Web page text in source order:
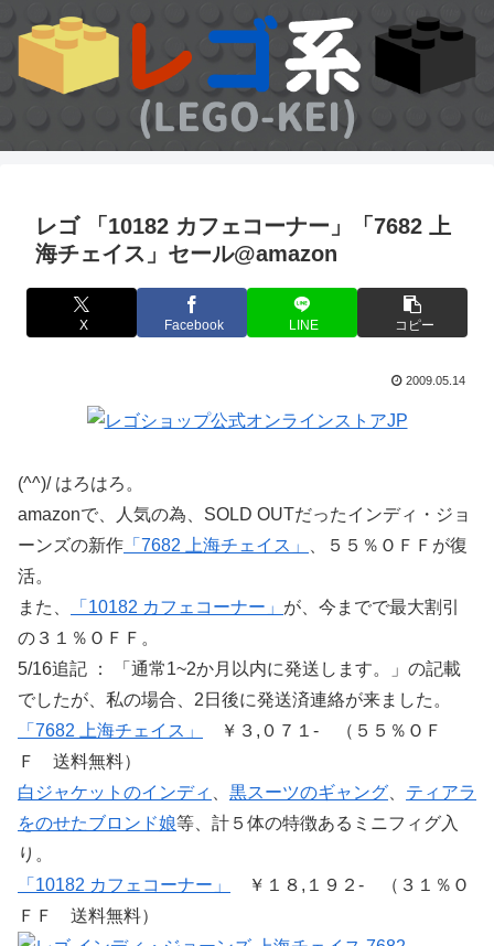
レゴ 「10182 カフェコーナー」「7682 上
海チェイス」セール@amazon
X Facebook LINE コピー
2009.05.14
(^^)/ はろはろ。
amazonで、人気の為、SOLD OUTだったインディ・ジョ
ーンズの新作 「7682 上海チェイス」
、５５％ＯＦＦが復
活。
また、
「10182 カフェコーナー」 が、今までで最大割引
の３１％ＯＦＦ。
5/16追記 ： 「通常1~2か月以内に発送します。」の記載
でしたが、私の場合、2日後に発送済連絡が来ました。
「7682 上海チェイス」
￥３,０７１- （５５％ＯＦ
Ｆ 送料無料）
白ジャケットのインディ
黒スーツのギャング
ティアラ
をのせたブロンド娘等、計５体の特徴あるミニフィグ入
り。
「10182 カフェコーナー」
￥１８,１９２- （３１％Ｏ
ＦＦ 送料無料）